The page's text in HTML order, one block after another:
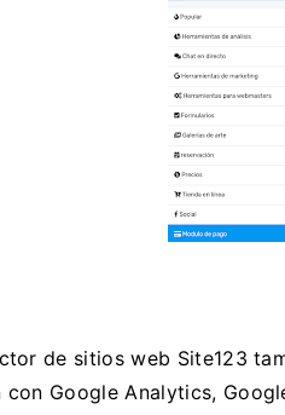
de sitios web Site123
con Google Analytics,